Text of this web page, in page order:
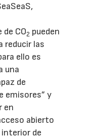
CO2 pueden
reducir las
ello es
una
de
emisores” y
en
abierto
de